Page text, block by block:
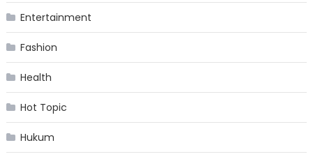
Entertainment
Fashion
Health
Hot Topic
Hukum